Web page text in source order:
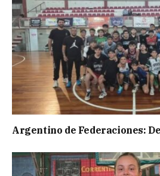
Argentino de Federaciones: